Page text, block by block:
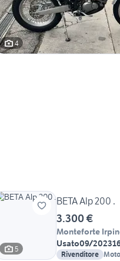
4
5
BETA Alp 200 .
3.300 €
Monteforte
Usato09/2023
Rivenditore